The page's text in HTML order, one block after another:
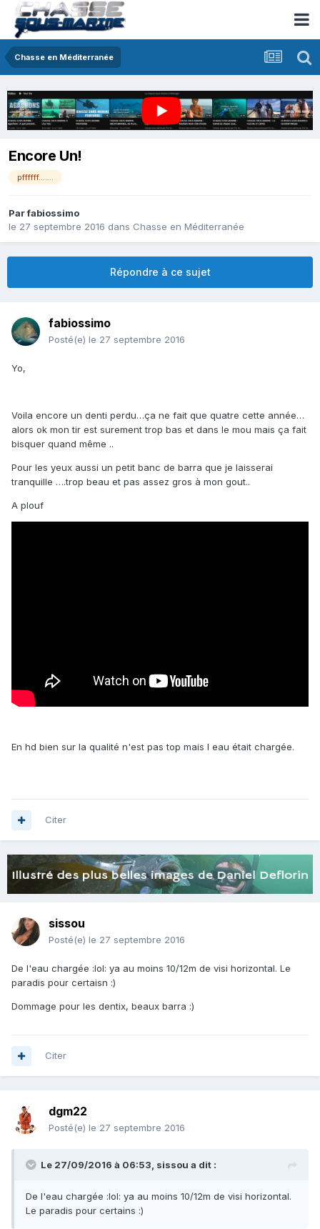
Chasse en Méditerranée
Encore Un!
pffffff…….
Parfabiossimo
le 27 septembre 2016 dans Chasse en Méditerranée
Répondre à ce sujet
fabiossimo
Posté(e) le 27 septembre 2016
Yo,
Voila encore un denti perdu…ça ne fait que quatre cette année…
alors ok mon tir est surement trop bas et dans le mou mais ça fait
bisquer quand même ..
Pour les yeux aussi un petit banc de barra que je laisserai
tranquille ….trop beau et pas assez gros à mon gout..
A plouf
En hd bien sur la qualité n'est pas top mais l eau était chargée.
Citer
sissou
Posté(e) le 27 septembre 2016
De l'eau chargée :lol: ya au moins 10/12m de visi horizontal. Le
paradis pour certaisn :)
Dommage pour les dentix, beaux barra :)
Citer
dgm22
Posté(e) le 27 septembre 2016
Le 27/09/2016 à 06:53, sissou a dit :
De l'eau chargée :lol: ya au moins 10/12m de visi horizontal.
Le paradis pour certains :)